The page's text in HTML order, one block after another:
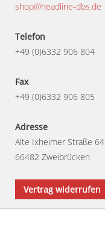
shop@headline-dbs.de
Telefon
+49 (0)6332 906 804
Fax
+49 (0)6332 906 805
Adresse
Alte Ixheimer Straße 64
66482 Zweibrücken
Vertrag widerrufen